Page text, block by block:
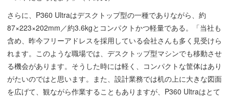
さらに、P360 Ultraはデスクトップ型の一種でありながら、約
87×223×202mm／約3.6kgとコンパクトかつ軽量である。「当社も
含め、昨今フリーアドレスを採用している会社さんも多く見受けら
れます。このような職場では、デスクトップ型マシンでも移動させ
る機会があります。そうした時には軽く、コンパクトな筐体はあり
がたいのではと思います。また、設計業務では机の上に大きな図面
を広げて、観ながら作業することもありますが、P360 Ultraはとて